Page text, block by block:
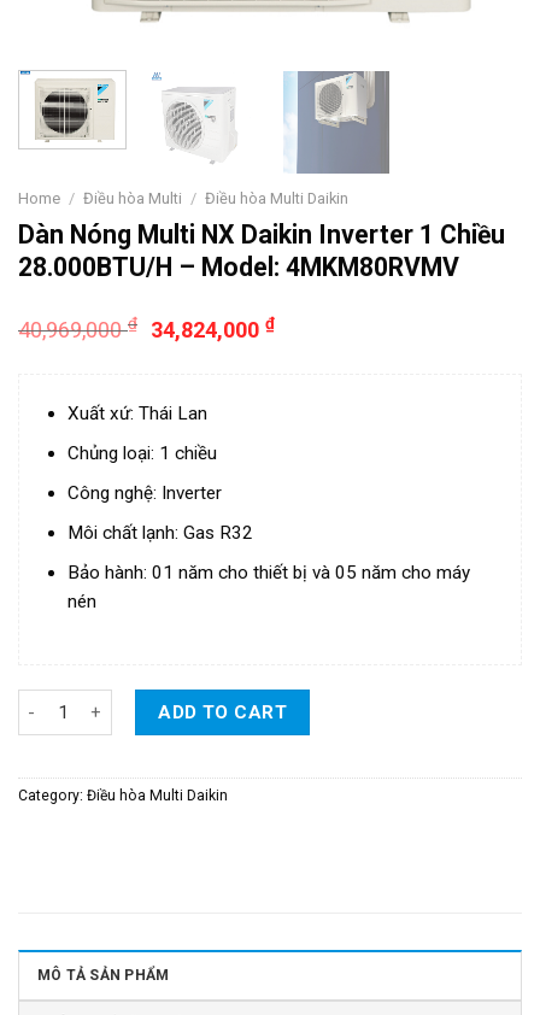
Home / Điều hòa Multi / Điều hòa Multi Daikin
Dàn Nóng Multi NX Daikin Inverter 1 Chiều
28.000BTU/H – Model: 4MKM80RVMV
40,969,000₫ 34,824,000₫
Xuất xứ: Thái Lan
Chủng loại: 1 chiều
Công nghệ: Inverter
Môi chất lạnh: Gas R32
Bảo hành: 01 năm cho thiết bị và 05 năm cho máy
nén
ADD TO CART
Category: Điều hòa Multi Daikin
MÔ TẢ SẢN PHẨM